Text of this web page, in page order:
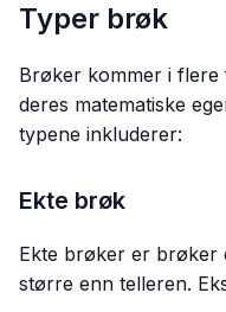
Typer brøk
Brøker kommer i
deres matematiske
typene inkluderer:
Ekte brøk
Ekte brøker er brøker
større enn telleren.